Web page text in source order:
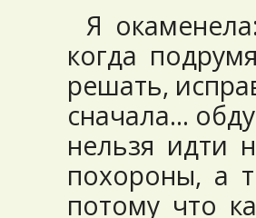
Я
когда
решать,
сначала…
нельзя идти
похороны, а
потому что